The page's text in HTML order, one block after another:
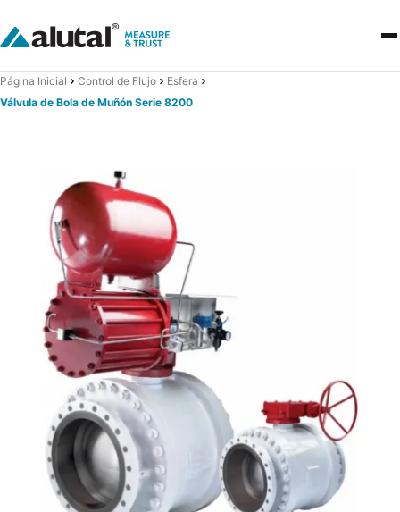
Página Inicial Control de Flujo
Esfera
Válvula de Bola de Muñón Serie 8200